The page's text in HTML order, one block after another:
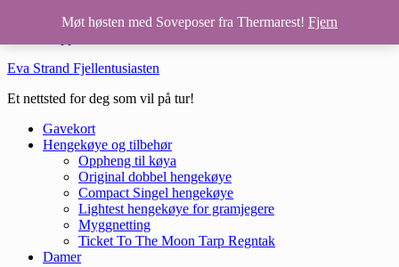
Hopp til hovedinnhold
Eva Strand Fjellentusiasten
Et nettsted for deg som vil på tur!
Gavekort
Hengekøye og tilbehør
Oppheng til køya
Original dobbel hengekøye
Compact Singel hengekøye
Lightest hengekøye for gramjegere
Myggnetting
Ticket To The Moon Tarp Regntak
Damer
Møt høsten med Soveposer fra Thermarest! Fjern